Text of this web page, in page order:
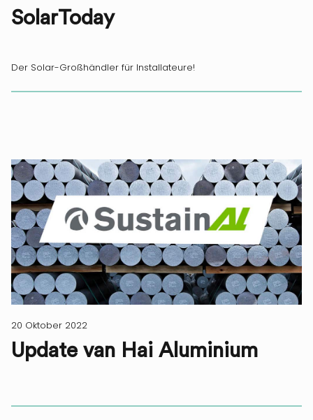
SolarToday
Der Solar-Großhändler für Installateure!
20 Oktober 2022
Update van Hai Aluminium